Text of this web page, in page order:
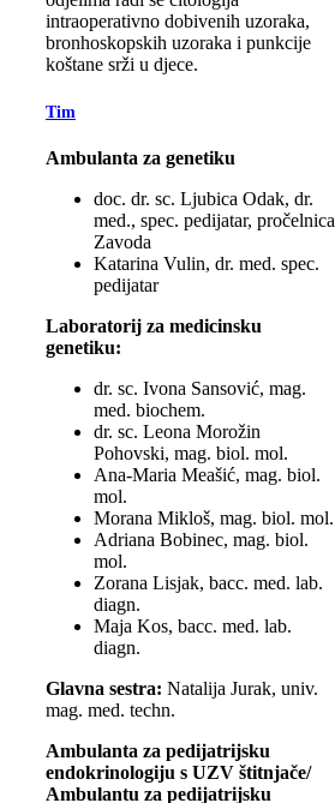
intraoperativno dobivenih uzoraka,
bronhoskopskih uzoraka i punkcije
koštane srži u djece.
Tim
Ambulanta za genetiku
doc. dr. sc. Ljubica Odak, dr.
med., spec. pedijatar, pročelnica
Zavoda
Katarina Vulin, dr. med. spec.
pedijatar
Laboratorij za medicinsku
genetiku:
dr. sc. Ivona Sansović, mag.
med. biochem.
dr. sc. Leona Morožin
Pohovski, mag. biol. mol.
Ana-Maria Meašić, mag. biol.
mol.
Morana Mikloš, mag. biol. mol.
Adriana Bobinec, mag. biol.
mol.
Zorana Lisjak, bacc. med. lab.
diagn.
Maja Kos, bacc. med. lab.
diagn.
Glavna sestra: Natalija Jurak, univ.
mag. med. techn.
Ambulanta za pedijatrijsku
endokrinologiju s UZV štitnjače/
Ambulantu za pedijatrijsku